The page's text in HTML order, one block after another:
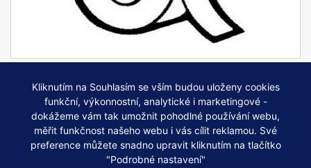
NASTAVENí COOKIES
KROFTAS Czech s.r.o., Waltrova 1216/31,318 00 Plzeň,Česká
republika, tel. 731 481 111,email info@polykarbonat-expert.cz
Kliknutím na Souhlasím se vším budou uloženy cookies
funkční, výkonnostní, analytické i marketingové -
dokážeme vám tak umožnit pohodlné používání webu,
měřit funkčnost našeho webu i vás cílit reklamou. Své
preference můžete snadno upravit kliknutím na tlačítko
"Podrobné nastavení"